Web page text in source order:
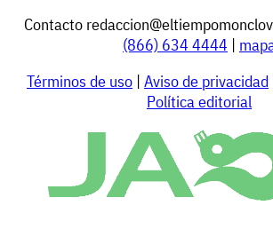
Contacto
(866) 634 4444 |
Términos de uso | Aviso de privacidad
Política editorial